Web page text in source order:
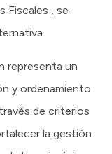
Fiscales , se
representa un
y ordenamiento
de criterios
la gestión